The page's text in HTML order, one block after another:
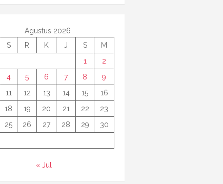
Agustus 2026
S R K J S
M
1
2
4 5 6 7 8
9
11 12 13 14 15
16
18 19 20 21 22
23
25 26 27 28 29
30
« Jul